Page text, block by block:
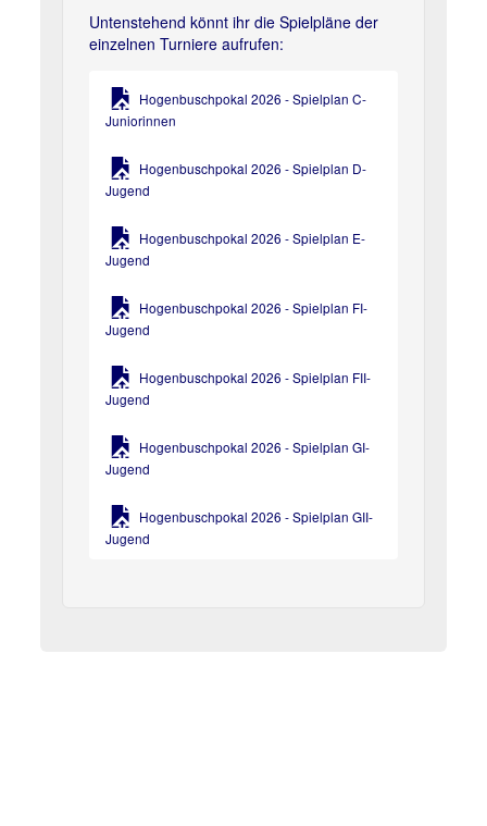
Untenstehend könnt ihr die Spielpläne der
einzelnen Turniere aufrufen:
Hogenbuschpokal 2026 - Spielplan C-
Juniorinnen
Hogenbuschpokal 2026 - Spielplan D-
Jugend
Hogenbuschpokal 2026 - Spielplan E-
Jugend
Hogenbuschpokal 2026 - Spielplan FI-
Jugend
Hogenbuschpokal 2026 - Spielplan FII-
Jugend
Hogenbuschpokal 2026 - Spielplan GI-
Jugend
Hogenbuschpokal 2026 - Spielplan GII-
Jugend